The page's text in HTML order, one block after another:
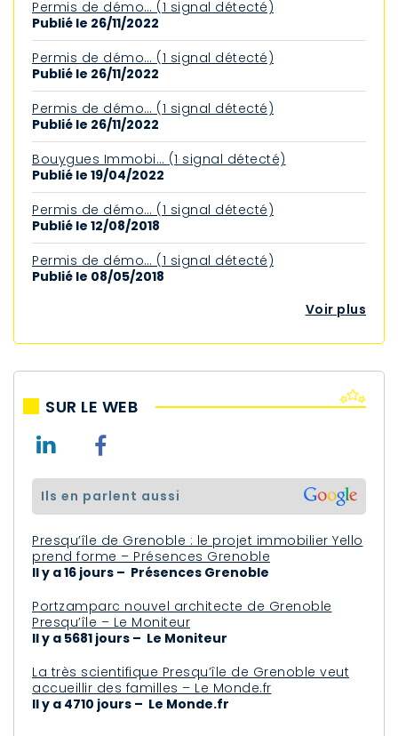
Permis de démo… (1 signal détecté)
Publié le 26/11/2022
Permis de démo… (1 signal détecté)
Publié le 26/11/2022
Permis de démo… (1 signal détecté)
Publié le 26/11/2022
Bouygues Immobi… (1 signal détecté)
Publié le 19/04/2022
Permis de démo… (1 signal détecté)
Publié le 12/08/2018
Permis de démo… (1 signal détecté)
Publié le 08/05/2018
Voir plus
SUR LE WEB
ils en parlent aussi
Presqu’île de Grenoble : le projet immobilier Yello
prend forme – Présences Grenoble
Il y a 16 jours – Présences Grenoble
Portzamparc nouvel architecte de Grenoble
Presqu’île – Le Moniteur
Il y a 5681 jours – Le Moniteur
La très scientifique Presqu’île de Grenoble veut
accueillir des familles – Le Monde.fr
Il y a 4710 jours – Le Monde.fr